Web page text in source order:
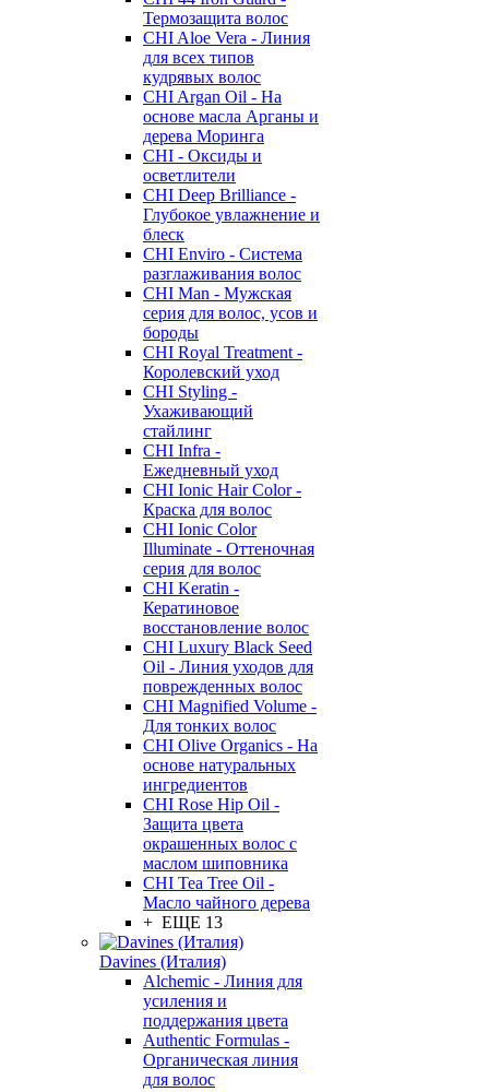
Термозащита волос
CHI Aloe Vera - Линия
для всех типов
кудрявых волос
CHI Argan Oil - На
основе масла Арганы и
дерева Моринга
CHI - Оксиды и
осветлители
CHI Deep Brilliance -
Глубокое увлажнение и
блеск
CHI Enviro - Система
разглаживания волос
CHI Man - Мужская
серия для волос, усов и
бороды
CHI Royal Treatment -
Королевский уход
CHI Styling -
Ухаживающий
стайлинг
CHI Infra -
Ежедневный уход
CHI Ionic Hair Color -
Краска для волос
CHI Ionic Color
Illuminate - Оттеночная
серия для волос
CHI Keratin -
Кератиновое
восстановление волос
CHI Luxury Black Seed
Oil - Линия уходов для
поврежденных волос
CHI Magnified Volume -
Для тонких волос
CHI Olive Organics - На
основе натуральных
ингредиентов
CHI Rose Hip Oil -
Защита цвета
окрашенных волос с
маслом шиповника
CHI Tea Tree Oil -
Масло чайного дерева
+ ЕЩЕ 13
Davines (Италия)
Alchemic - Линия для
усиления и
поддержания цвета
Authentic Formulas -
Органическая линия
для волос